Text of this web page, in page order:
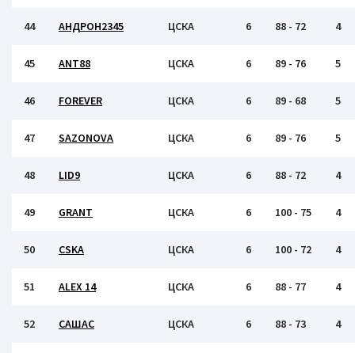
44 АНДРОН2345 ЦСКА 6 88 - 72 4
45 ANT88 ЦСКА 6 89 - 76 5
46 FOREVER ЦСКА 6 89 - 68 5
47 SAZONOVA ЦСКА 6 89 - 76 5
48 LID9 ЦСКА 6 88 - 72 4
49 GRANT ЦСКА 6 100 - 75 4
50 CSKA ЦСКА 6 100 - 72 4
51 ALEX 14 ЦСКА 6 88 - 77 4
52 САШАС ЦСКА 6 88 - 73 4